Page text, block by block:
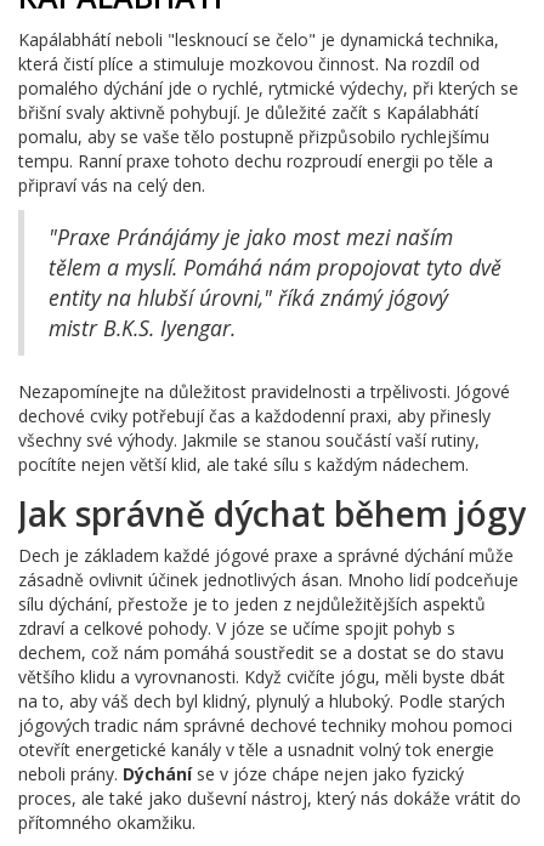
Kapálabhátí neboli "lesknoucí se čelo" je dynamická technika,
která čistí plíce a stimuluje mozkovou činnost. Na rozdíl od
pomalého dýchání jde o rychlé, rytmické výdechy, při kterých se
břišní svaly aktivně pohybují. Je důležité začít s Kapálabhátí
pomalu, aby se vaše tělo postupně přizpůsobilo rychlejšímu
tempu. Ranní praxe tohoto dechu rozproudí energii po těle a
připraví vás na celý den.
"Praxe Pránájámy je jako most mezi naším
tělem a myslí. Pomáhá nám propojovat tyto dvě
entity na hlubší úrovni," říká známý jógový
mistr B.K.S. Iyengar.
Nezapomínejte na důležitost pravidelnosti a trpělivosti. Jógové
dechové cviky potřebují čas a každodenní praxi, aby přinesly
všechny své výhody. Jakmile se stanou součástí vaší rutiny,
pocítíte nejen větší klid, ale také sílu s každým nádechem.
Jak správně dýchat během jógy
Dech je základem každé jógové praxe a správné dýchání může
zásadně ovlivnit účinek jednotlivých ásan. Mnoho lidí podceňuje
sílu dýchání, přestože je to jeden z nejdůležitějších aspektů
zdraví a celkové pohody. V józe se učíme spojit pohyb s
dechem, což nám pomáhá soustředit se a dostat se do stavu
většího klidu a vyrovnanosti. Když cvičíte jógu, měli byste dbát
na to, aby váš dech byl klidný, plynulý a hluboký. Podle starých
jógových tradic nám správné dechové techniky mohou pomoci
otevřít energetické kanály v těle a usnadnit volný tok energie
neboli prány. Dýcháníse v józe chápe nejen jako fyzický
proces, ale také jako duševní nástroj, který nás dokáže vrátit do
přítomného okamžiku.